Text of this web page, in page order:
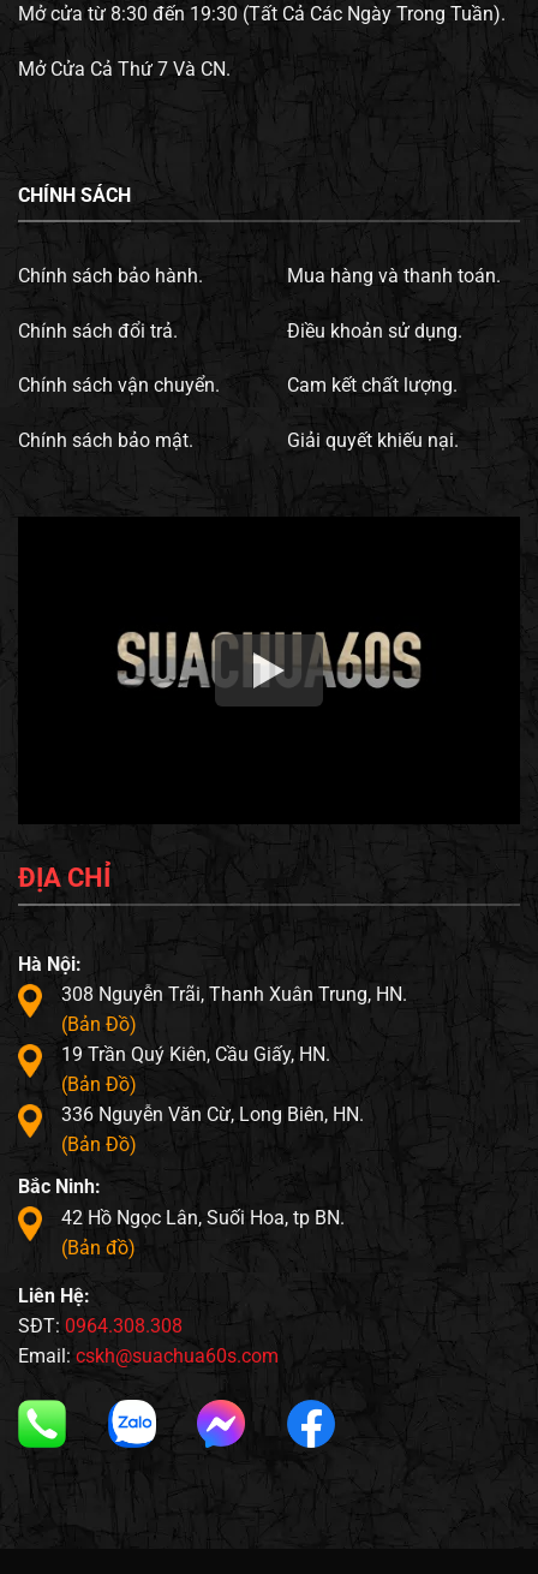
Mở cửa từ 8:30 đến 19:30 (Tất Cả Các Ngày Trong Tuần).
Mở Cửa Cả Thứ 7 Và CN.
CHÍNH SÁCH
Chính sách bảo hành.
Chính sách đổi trả.
Chính sách vận chuyển.
Chính sách bảo mật.
Mua hàng và thanh toán.
Điều khoản sử dụng.
Cam kết chất lượng.
Giải quyết khiếu nại.
ĐỊA CHỈ
Hà Nội:
308 Nguyễn Trãi, Thanh Xuân Trung, HN.
(Bản Đồ)
19 Trần Quý Kiên, Cầu Giấy, HN.
(Bản Đồ)
336 Nguyễn Văn Cừ, Long Biên, HN.
(Bản Đồ)
Bắc Ninh:
42 Hồ Ngọc Lân, Suối Hoa, tp BN.
(Bản đồ)
Liên Hệ:
SĐT: 0964.308.308
Email: cskh@suachua60s.com